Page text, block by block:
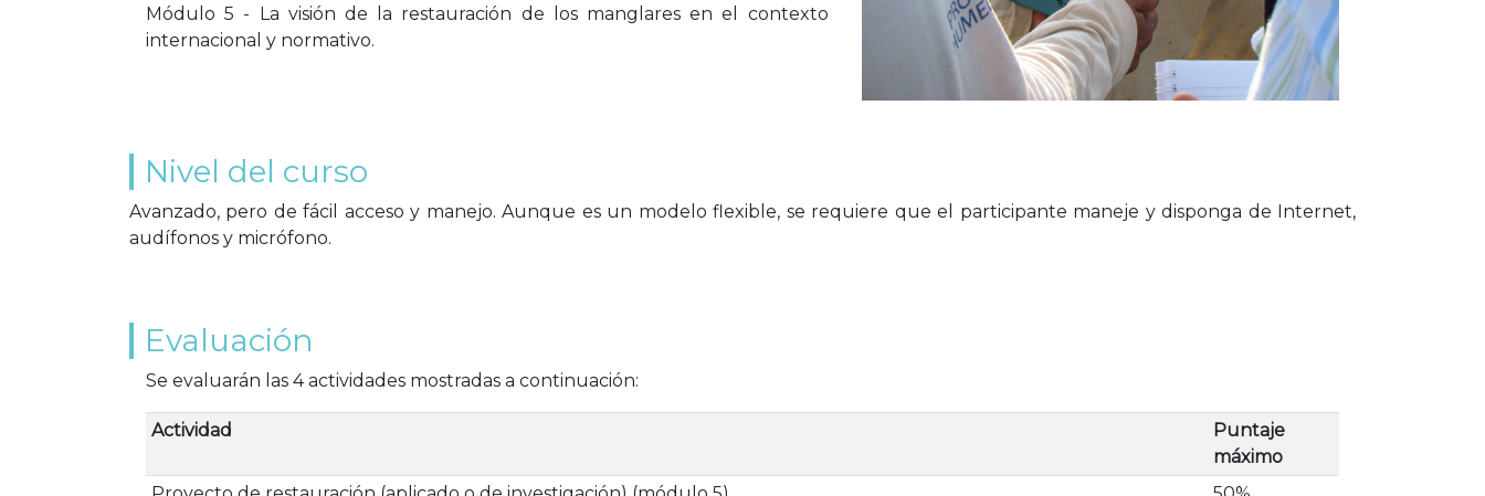
Módulo 5 - La visión de la restauración de los manglares en el contexto
internacional y normativo.
Nivel del curso
Avanzado, pero de fácil acceso y manejo. Aunque es un modelo flexible, se requiere que el participante maneje y disponga de Internet,
audífonos y micrófono.
Evaluación
Se evaluarán las 4 actividades mostradas a continuación:
Actividad
Puntaje
máximo